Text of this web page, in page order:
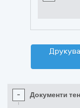
- Документи